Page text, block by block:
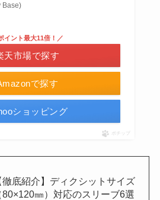
Base)
で探す
イント最大11倍！／
天市場で探す
ショッピング
ポチップ
徹底紹介】ディクシットサイズ
80×120㎜）対応のスリーブ6選